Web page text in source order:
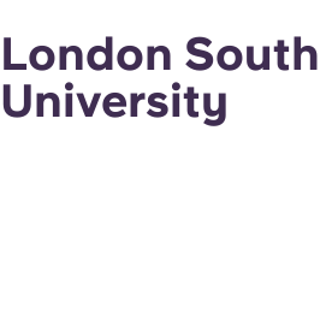
London South
University